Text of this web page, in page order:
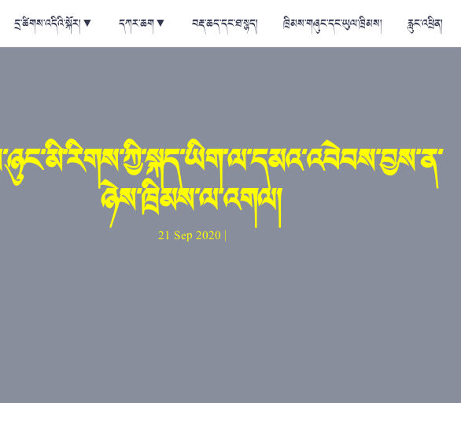
དྲ་ཚིགས་འདིའི་སྐོར།▼ དཀར་ཆག▼ བརྡ་ཆད་དང་ཐ་སྙད། ཁྲིམས་གཞུང་དང་ཡུལ་ཁྲིམས། རླུང་འཕྲིན།
ཉེས་ཁྲིམས་ལ་འགལ།
21 Sep 2020 |